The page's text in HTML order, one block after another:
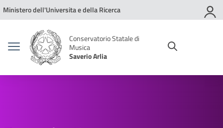
Vai ai contenuti
Vai al menu di navigazione
Vai al footer
Ministero dell'Universita e della Ricerca
Conservatorio Statale di
Musica
Saverio Arlia